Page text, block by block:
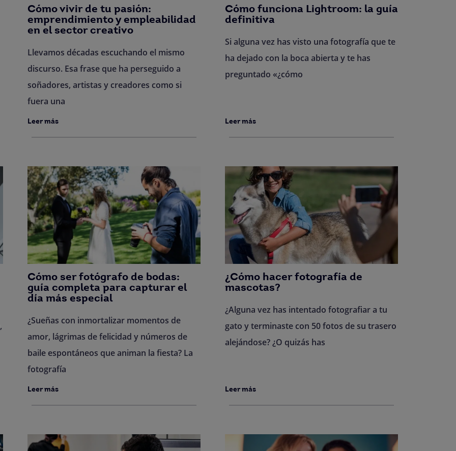
Cómo vivir de tu pasión:
emprendimiento y empleabilidad
en el sector creativo
Llevamos décadas escuchando el mismo
discurso. Esa frase que ha perseguido a
soñadores, artistas y creadores como si
fuera una
Leer más
Cómo funciona Lightroom: la guía
definitiva
Si alguna vez has visto una fotografía que te
ha dejado con la boca abierta y te has
preguntado «¿cómo
Leer más
Cómo ser fotógrafo de bodas:
guía completa para capturar el
día más especial
¿Sueñas con inmortalizar momentos de
amor, lágrimas de felicidad y números de
baile espontáneos que animan la fiesta? La
fotografía
Leer más
¿Cómo hacer fotografía de
mascotas?
¿Alguna vez has intentado fotografiar a tu
gato y terminaste con 50 fotos de su trasero
alejándose? ¿O quizás has
Leer más